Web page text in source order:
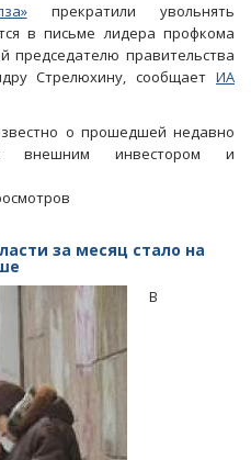
прекратили увольнять
в письме лидера профкома
председателю правительства
Стрелюхину, сообщает ИА
о прошедшей недавно
внешним инвестором и
за месяц стало на
В